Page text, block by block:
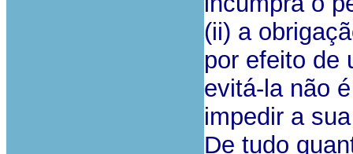
(ii) a
por efeito de
evitá-la não
impedir a
De tudo